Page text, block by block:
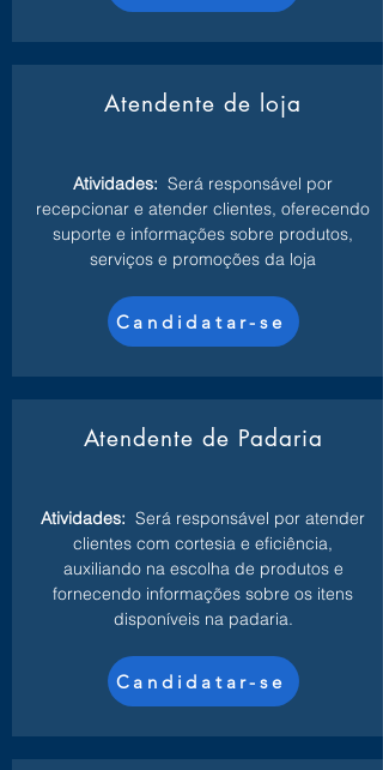
Atendente de loja
Atividades: Será responsável por
recepcionar e atender clientes, oferecendo
suporte e informações sobre produtos,
serviços e promoções da loja
Candidatar-se
Atendente de Padaria
Atividades: Será responsável por atender
clientes com cortesia e eficiência,
auxiliando na escolha de produtos e
fornecendo informações sobre os itens
disponíveis na padaria.
Candidatar-se